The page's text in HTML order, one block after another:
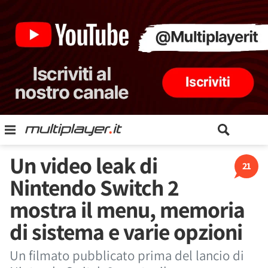
21
Un video leak di
Nintendo Switch 2
mostra il menu, memoria
di sistema e varie opzioni
Un filmato pubblicato prima del lancio di